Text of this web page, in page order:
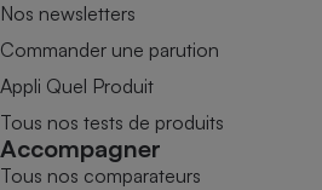
Nos newsletters
Commander une parution
Appli Quel Produit
Tous nos tests de produits
Accompagner
Tous nos comparateurs